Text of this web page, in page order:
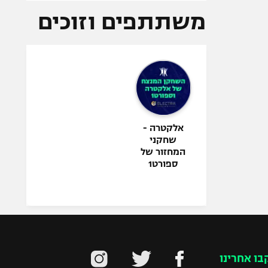
משתתפים וזוכים
אלקטרה -
שחקני
המחזור של
ספורט1